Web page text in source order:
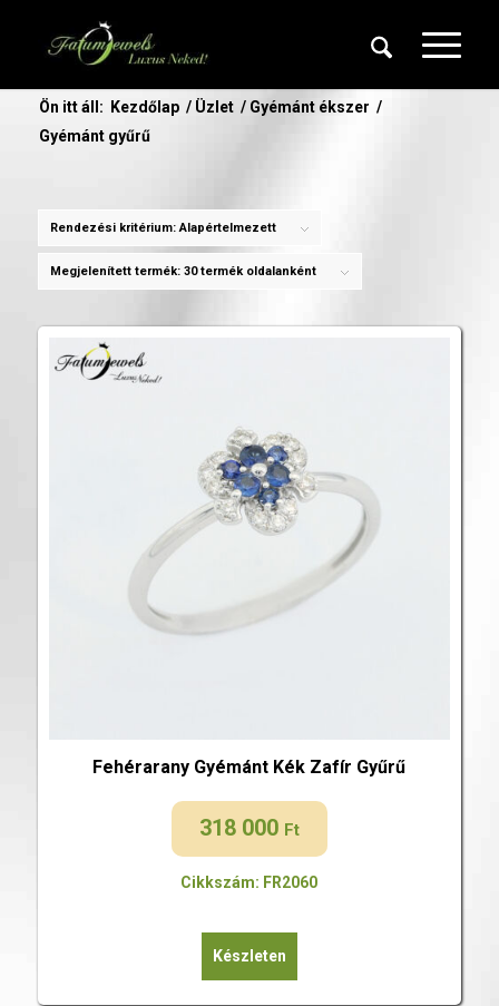
Ön itt áll: Kezdőlap / Üzlet / Gyémánt ékszer /
Gyémánt gyűrű
Rendezési kritérium:Alapértelmezett
Megjelenített termék: 30 termék oldalanként
Fehérarany Gyémánt Kék Zafír Gyűrű
318 000 Ft
Cikkszám: FR2060
Készleten